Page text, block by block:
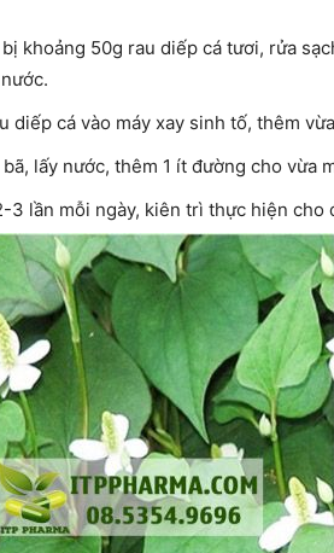
khoảng 50g rau diếp cá tươi, rửa
diếp cá vào máy xay sinh tố, thêm
bã, lấy nước, thêm 1 ít đường cho vừa
3 lần mỗi ngày, kiên trì thực hiện